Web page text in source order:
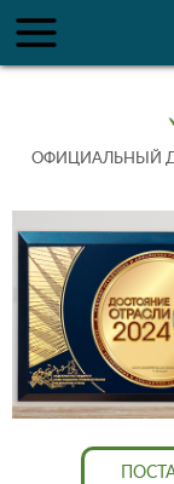
ОФИЦИАЛЬНЫЙ